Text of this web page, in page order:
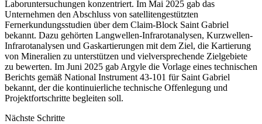
Laboruntersuchungen konzentriert. Im Mai 2025 gab das
Unternehmen den Abschluss von satellitengestützten
Fernerkundungsstudien über dem Claim-Block Saint Gabriel
bekannt. Dazu gehörten Langwellen-Infrarotanalysen, Kurzwellen-
Infrarotanalysen und Gaskartierungen mit dem Ziel, die Kartierung
von Mineralien zu unterstützen und vielversprechende Zielgebiete
zu bewerten. Im Juni 2025 gab Argyle die Vorlage eines technischen
Berichts gemäß National Instrument 43-101 für Saint Gabriel
bekannt, der die kontinuierliche technische Offenlegung und
Projektfortschritte begleiten soll.
Nächste Schritte